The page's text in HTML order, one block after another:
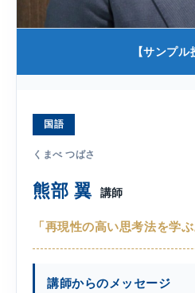
【サンプル
国語
くまべ つばさ
熊部 翼 講師
「再現性の高い思考法を学ぶ
講師からのメッセージ